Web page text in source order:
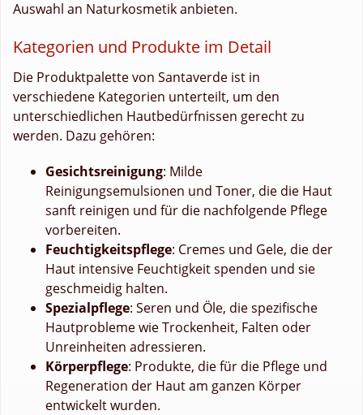
Auswahl an Naturkosmetik anbieten.
Kategorien und Produkte im Detail
Die Produktpalette von Santaverde ist in
verschiedene Kategorien unterteilt, um den
unterschiedlichen Hautbedürfnissen gerecht zu
werden. Dazu gehören:
Gesichtsreinigung: Milde
Reinigungsemulsionen und Toner, die die Haut
sanft reinigen und für die nachfolgende Pflege
vorbereiten.
Feuchtigkeitspflege: Cremes und Gele, die der
Haut intensive Feuchtigkeit spenden und sie
geschmeidig halten.
Spezialpflege: Seren und Öle, die spezifische
Hautprobleme wie Trockenheit, Falten oder
Unreinheiten adressieren.
Körperpflege: Produkte, die für die Pflege und
Regeneration der Haut am ganzen Körper
entwickelt wurden.